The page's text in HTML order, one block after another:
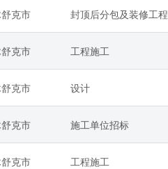
克市 封顶后分包及装修工程
克市 工程施工
克市 设计
克市 施工单位招标
克市 工程施工